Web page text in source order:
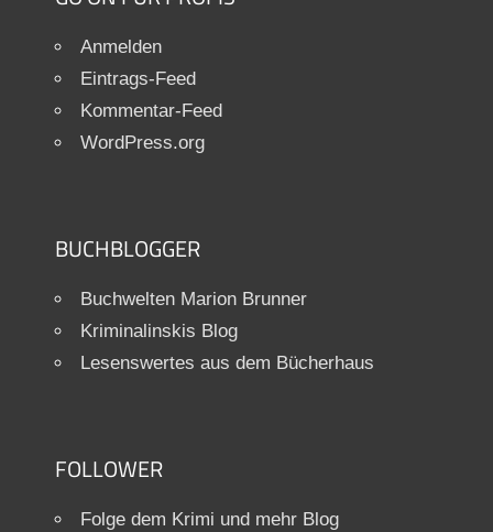
Anmelden
Eintrags-Feed
Kommentar-Feed
WordPress.org
BUCHBLOGGER
Buchwelten Marion Brunner
Kriminalinskis Blog
Lesenswertes aus dem Bücherhaus
FOLLOWER
Folge dem Krimi und mehr Blog